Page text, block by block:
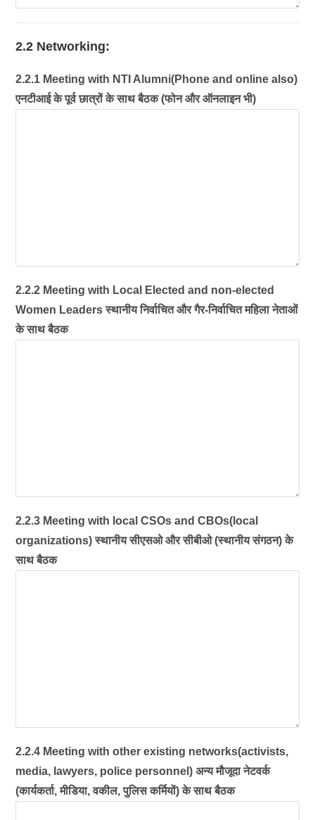
2.2 Networking:
2.2.1 Meeting with NTI Alumni(Phone and online also)
एनटीआई के पूर्व छात्रों के साथ बैठक (फोन और ऑनलाइन भी)
2.2.2 Meeting with Local Elected and non-elected
Women Leaders स्थानीय निर्वाचित और गैर-निर्वाचित महिला नेताओं
के साथ बैठक
2.2.3 Meeting with local CSOs and CBOs(local
organizations) स्थानीय सीएसओ और सीबीओ (स्थानीय संगठन) के
साथ बैठक
2.2.4 Meeting with other existing networks(activists,
media, lawyers, police personnel) अन्य मौजूदा नेटवर्क
(कार्यकर्ता, मीडिया, वकील, पुलिस कर्मियों) के साथ बैठक